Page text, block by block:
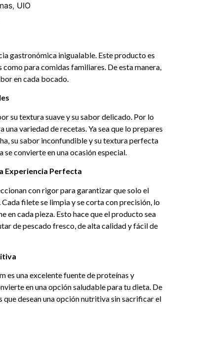
, UIO
gastronómica inigualable. Este producto es
para comidas familiares. De esta manera,
en cada bocado.
su textura suave y su sabor delicado. Por lo
una variedad de recetas. Ya sea que lo prepares
su sabor inconfundible y su textura perfecta
se convierte en una ocasión especial.
Experiencia Perfecta
con rigor para garantizar que solo el
filete se limpia y se corta con precisión, lo
en cada pieza. Esto hace que el producto sea
de pescado fresco, de alta calidad y fácil de
es una excelente fuente de proteínas y
en una opción saludable para tu dieta. De
que desean una opción nutritiva sin sacrificar el